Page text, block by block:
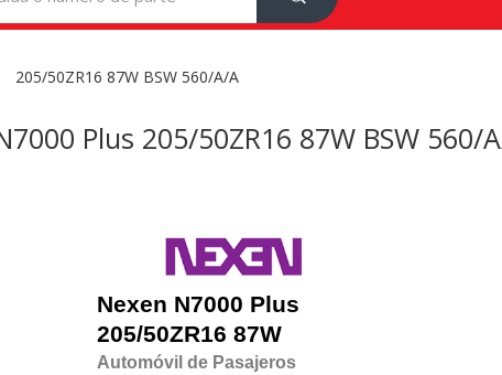
205/50ZR16 87W BSW 560/A/A
Plus 205/50ZR16 87W BSW 560/
Nexen N7000 Plus
205/50ZR16 87W
Automóvil de Pasajeros